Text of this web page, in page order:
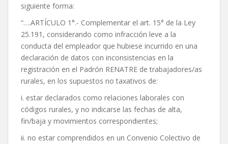
siguiente forma:
“….ARTÍCULO 1°.- Complementar el art. 15° de la Ley
25.191, considerando como infracción leve a la
conducta del empleador que hubiese incurrido en una
declaración de datos con inconsistencias en la
registración en el Padrón RENATRE de trabajadores/as
rurales, en los supuestos no taxativos de:
i. estar declarados como relaciones laborales con
códigos rurales, y no indicarse las fechas de alta,
fin/baja y movimientos correspondientes;
ii. no estar comprendidos en un Convenio Colectivo de